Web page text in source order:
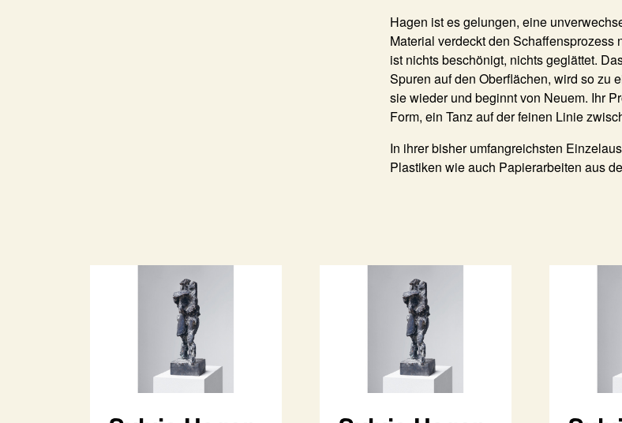
Hagen ist es gelungen, eine
Material verdeckt den
ist nichts beschönigt, nichts geglättet.
Spuren auf den Oberflächen, wird so zu
sie wieder und beginnt von Neuem. Ihr
Form, ein Tanz auf der feinen Linie
In ihrer bisher umfangreichsten
Plastiken wie auch Papierarbeiten aus